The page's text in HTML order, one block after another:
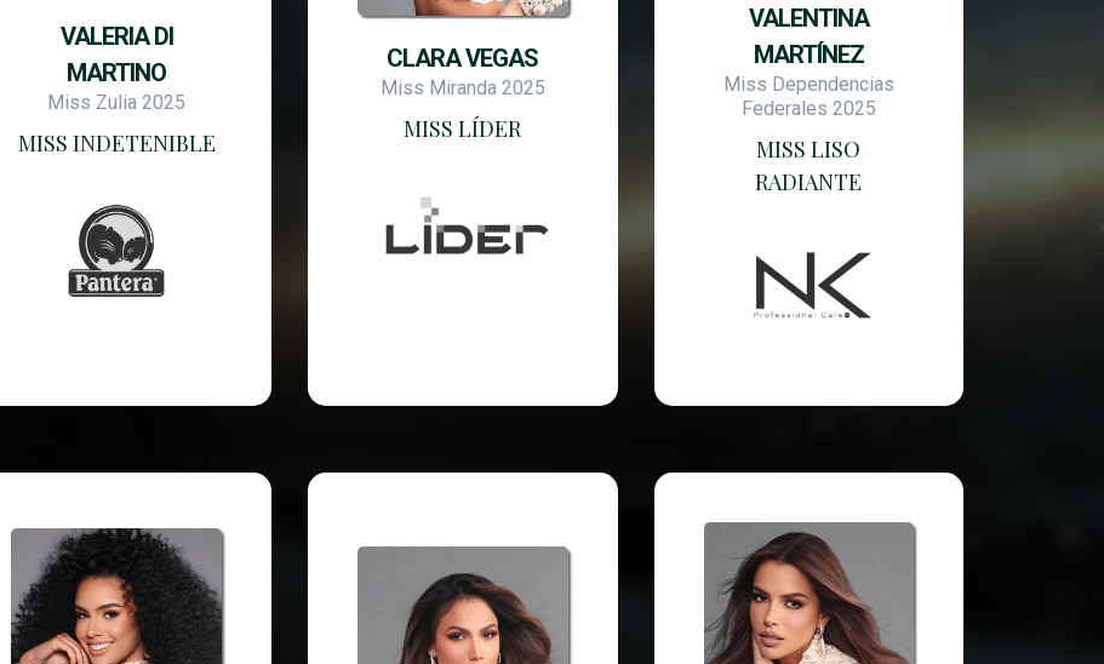
VALERIA DI
MARTINO
Miss Zulia 2025
MISS INDETENIBLE
CLARA VEGAS
Miss Miranda 2025
MISS LÍDER
VALENTINA
MARTÍNEZ
Miss Dependencias
Federales 2025
MISS LISO
RADIANTE